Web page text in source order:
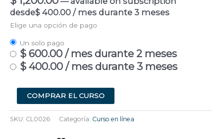
desde$ 400.00 / mes durante 3 meses
Elige una opción de pago
Un solo pago
$600.00 / mes durante 2 meses
$400.00 / mes durante 3 meses
COMPRAR EL CURSO
SKU: CL0026 Categoría: Curso en línea